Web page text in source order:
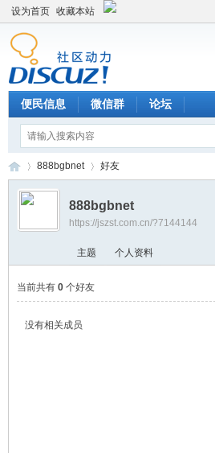
设为首页 收藏本站
便民信息 微信群 论坛
›
888bgbnet 好友
888bgbnet
https://jszst.com.cn/?7144144
主题 个人资料
当前共有 0个好友
没有相关成员